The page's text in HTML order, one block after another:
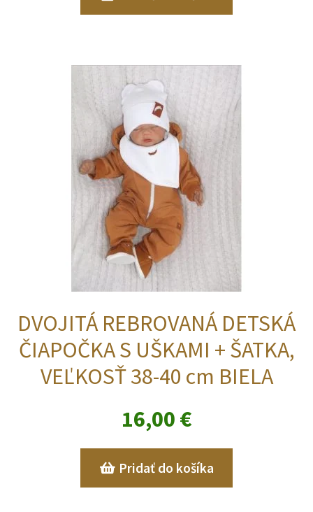
DVOJITÁ REBROVANÁ DETSKÁ
ČIAPOČKA S UŠKAMI + ŠATKA,
VEĽKOSŤ 38-40 cm BIELA
16,00 €
Pridať do košíka